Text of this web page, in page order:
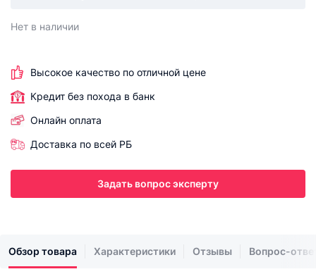
Нет в наличии
Высокое качество по отличной цене
Кредит без похода в банк
Онлайн оплата
Доставка по всей РБ
Задать вопрос эксперту
Обзор товара Характеристики Отзывы Вопрос-